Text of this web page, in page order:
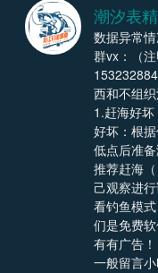
潮汐表
数据异常
群vx：（
西和不组
1.赶海好
好坏：根
低点后准
推荐赶海
己观察进
看钓鱼模
们是免费
有有广告
一般留言